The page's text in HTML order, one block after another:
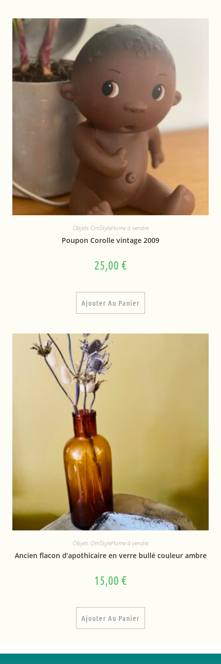
Objets OmStyleHome à vendre
Poupon Corolle vintage 2009
25,00 €
Ajouter Au Panier
Objets OmStyleHome à vendre
Ancien flacon d’apothicaire en verre bullé couleur ambre
15,00 €
Ajouter Au Panier